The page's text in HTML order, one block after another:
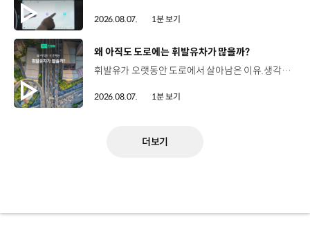
2026.08.07. 1분 보기
[동영상]
왜 아직도 도로에는 휘발유차가 많을까?
휘발유가 오랫동안 도로에서 살아남은 이유.생각보다 강력한 장점이 있었습니다. 현대진행형 팟캐스트 EP.21에서 확인하세요.📻 #현대자동차그룹 #현대진행형 #모빌리티팟캐스트 #휘발유 #내연기관 #연료 #미래모빌리티 #모빌리티
2026.08.07. 1분 보기
더보기